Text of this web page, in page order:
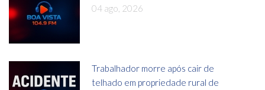
04 ago, 2026
Trabalhador morre após cair de
telhado em propriedade rural de